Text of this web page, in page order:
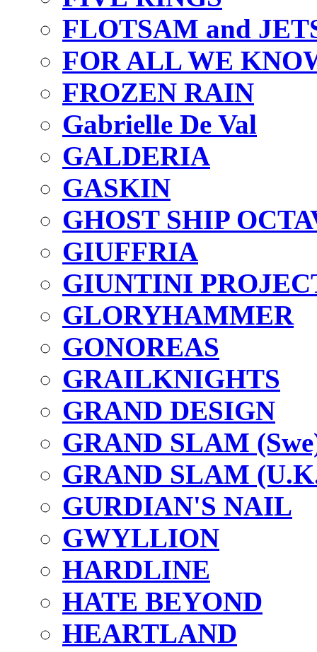
FLOTSAM and
FOR ALL WE
FROZEN RAIN
Gabrielle De Val
GALDERIA
GASKIN
GHOST SHIP
GIUFFRIA
GIUNTINI
GLORYHAMMER
GONOREAS
GRAILKNIGHTS
GRAND DESIGN
GRAND SLAM
GRAND SLAM
GURDIAN'S NAIL
GWYLLION
HARDLINE
HATE BEYOND
HEARTLAND